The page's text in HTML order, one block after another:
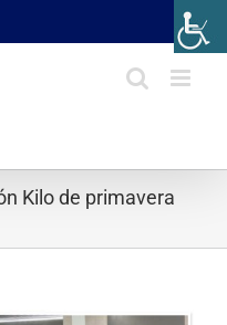
Kilo de primavera